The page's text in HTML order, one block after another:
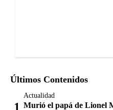
Últimos Contenidos
Actualidad
Murió el papá de Lionel